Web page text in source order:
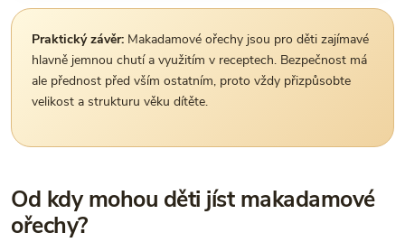
Praktický závěr: Makadamové ořechy jsou pro děti zajímavé
hlavně jemnou chutí a využitím v receptech. Bezpečnost má
ale přednost před vším ostatním, proto vždy přizpůsobte
velikost a strukturu věku dítěte.
Od kdy mohou děti jíst makadamové
ořechy?